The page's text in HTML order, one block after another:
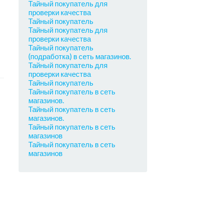
Тайный покупатель для
проверки качества
Тайный покупатель
Тайный покупатель для
проверки качества
Тайный покупатель
(подработка) в сеть магазинов.
Тайный покупатель для
проверки качества
Тайный покупатель
Тайный покупатель в сеть
магазинов.
Тайный покупатель в сеть
магазинов.
Тайный покупатель в сеть
магазинов
Тайный покупатель в сеть
магазинов